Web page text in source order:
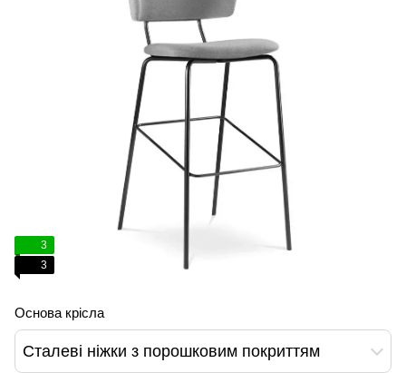
3
3
Основа крісла
Сталеві ніжки з порошковим покриттям